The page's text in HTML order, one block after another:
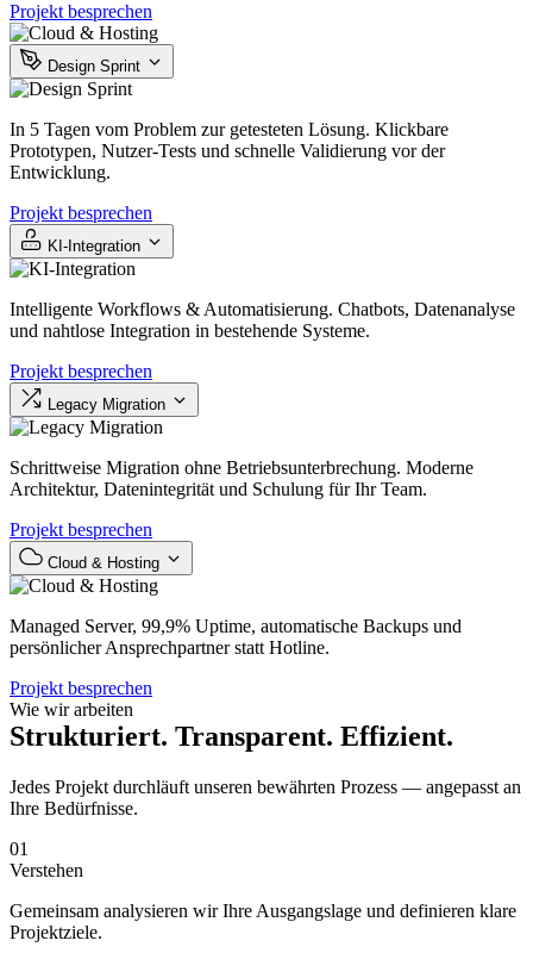
Projekt besprechen
Design Sprint
In 5 Tagen vom Problem zur getesteten Lösung. Klickbare
Prototypen, Nutzer-Tests und schnelle Validierung vor der
Entwicklung.
Projekt besprechen
KI-Integration
Intelligente Workflows & Automatisierung. Chatbots, Datenanalyse
und nahtlose Integration in bestehende Systeme.
Projekt besprechen
Legacy Migration
Schrittweise Migration ohne Betriebsunterbrechung. Moderne
Architektur, Datenintegrität und Schulung für Ihr Team.
Projekt besprechen
Cloud & Hosting
Managed Server, 99,9% Uptime, automatische Backups und
persönlicher Ansprechpartner statt Hotline.
Projekt besprechen
Wie wir arbeiten
Strukturiert. Transparent. Effizient.
Jedes Projekt durchläuft unseren bewährten Prozess — angepasst an
Ihre Bedürfnisse.
01
Verstehen
Gemeinsam analysieren wir Ihre Ausgangslage und definieren klare
Projektziele.